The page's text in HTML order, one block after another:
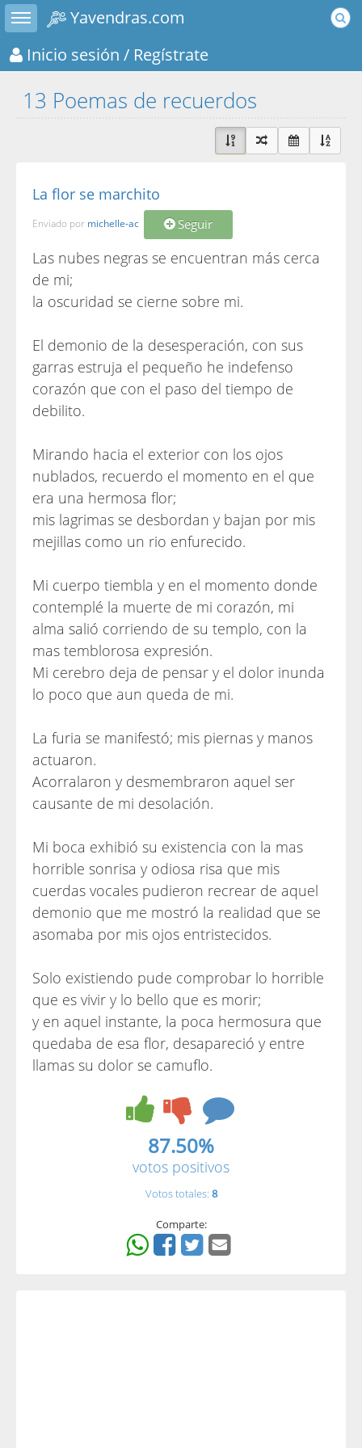
Toggle sidebar
Yavendras.com
Inicio sesión / Regístrate
13 Poemas de recuerdos
La flor se marchito
Enviado por michelle-ac Seguir
Las nubes negras se encuentran más cerca
de mi;
la oscuridad se cierne sobre mi.
El demonio de la desesperación, con sus
garras estruja el pequeño he indefenso
corazón que con el paso del tiempo de
debilito.
Mirando hacia el exterior con los ojos
nublados, recuerdo el momento en el que
era una hermosa flor;
mis lagrimas se desbordan y bajan por mis
mejillas como un rio enfurecido.
Mi cuerpo tiembla y en el momento donde
contemplé la muerte de mi corazón, mi
alma salió corriendo de su templo, con la
mas temblorosa expresión.
Mi cerebro deja de pensar y el dolor inunda
lo poco que aun queda de mi.
La furia se manifestó; mis piernas y manos
actuaron.
Acorralaron y desmembraron aquel ser
causante de mi desolación.
Mi boca exhibió su existencia con la mas
horrible sonrisa y odiosa risa que mis
cuerdas vocales pudieron recrear de aquel
demonio que me mostró la realidad que se
asomaba por mis ojos entristecidos.
Solo existiendo pude comprobar lo horrible
que es vivir y lo bello que es morir;
y en aquel instante, la poca hermosura que
quedaba de esa flor, desapareció y entre
llamas su dolor se camuflo.
87.50%
votos positivos
Votos totales: 8
Comparte: